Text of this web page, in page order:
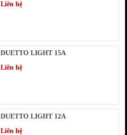
Liên hệ
DUETTO LIGHT 15A
Liên hệ
DUETTO LIGHT 12A
Liên hệ